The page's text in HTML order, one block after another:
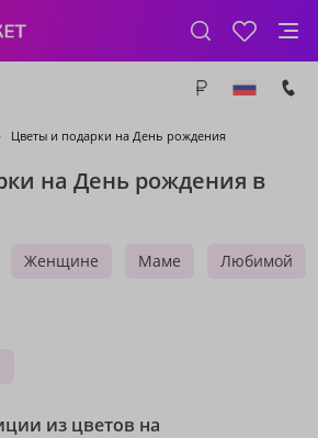
Цветы и подарки на День рождения
на День рождения в
Женщине Маме Любимой
из цветов на